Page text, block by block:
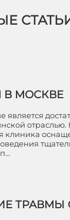
МОСКВЕ
клиника
ТРАВМЫ